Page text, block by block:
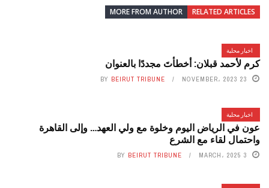
RELATED ARTICLES
MORE FROM AUTHOR
اخبار محلية
كرم لأحمد قبلان: أخطأتَ مجددًا بالعنوان
23 NOVEMBER، 2023 BY BEIRUT TRIBUNE
اخبار محلية
عون في الرياض اليوم وخلوة مع ولي العهد… وإلى القاهرة
واحتمال لقاء مع الشرع
3 MARCH، 2025 BY BEIRUT TRIBUNE